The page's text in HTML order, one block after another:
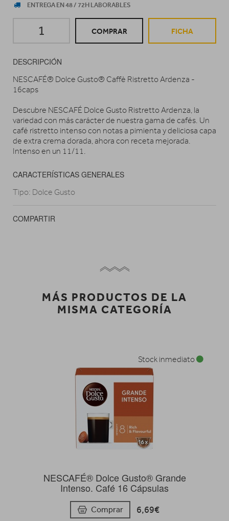
ENTREGA EN 48 / 72H LABORABLES
COMPRAR FICHA
DESCRIPCIÓN
NESCAFÉ® Dolce Gusto® Caffè Ristretto Ardenza -
16caps
Descubre NESCAFÉ Dolce Gusto Ristretto Ardenza, la
variedad con más carácter de nuestra gama de cafés. Un
café ristretto intenso con notas a pimienta y deliciosa capa
de extra crema dorada, ahora con receta mejorada.
Intenso en un 11/11.
CARACTERÍSTICAS GENERALES
Tipo: Dolce Gusto
COMPARTIR
MÁS PRODUCTOS DE LA
MISMA CATEGORÍA
NESCAFÉ® Dolce Gusto® Grande
Intenso. Café 16 Cápsulas
Comprar 6,69€
Stock inmediato